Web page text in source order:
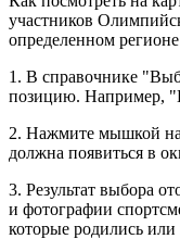
участников
определенном
1. В справочнике
позицию. Например,
2. Нажмите мышкой
должна появиться в
3. Результат выбора
и фотографии
которые родились